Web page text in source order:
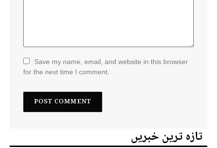
Save my name, email, and website in this browser
for the next time I comment.
تازہ ترین خبریں